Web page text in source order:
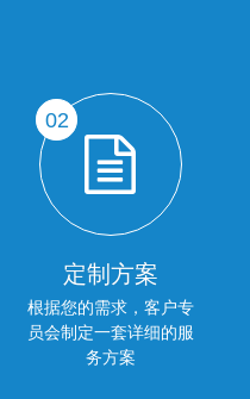
02
定制方案
根据您的需求，客户专
员会制定一套详细的服
务方案